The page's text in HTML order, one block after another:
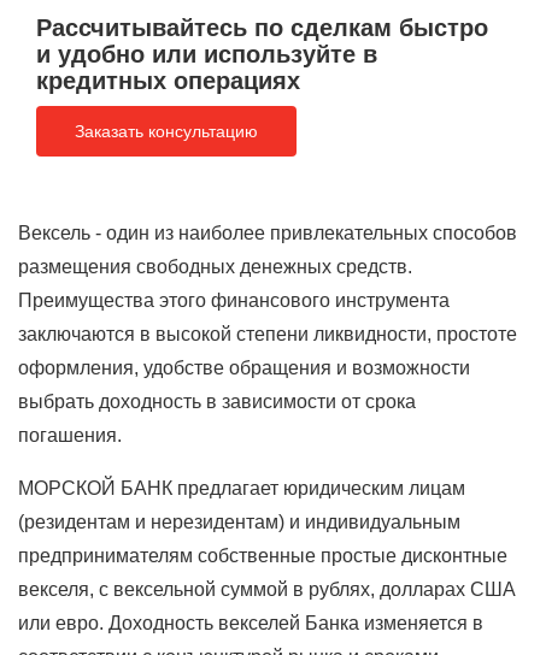
Рассчитывайтесь по сделкам быстро
и удобно или используйте в
кредитных операциях
Заказать консультацию
Вексель - один из наиболее привлекательных способов
размещения свободных денежных средств.
Преимущества этого финансового инструмента
заключаются в высокой степени ликвидности, простоте
оформления, удобстве обращения и возможности
выбрать доходность в зависимости от срока
погашения.
МОРСКОЙ БАНК предлагает юридическим лицам
(резидентам и нерезидентам) и индивидуальным
предпринимателям собственные простые дисконтные
векселя, с вексельной суммой в рублях, долларах США
или евро. Доходность векселей Банка изменяется в